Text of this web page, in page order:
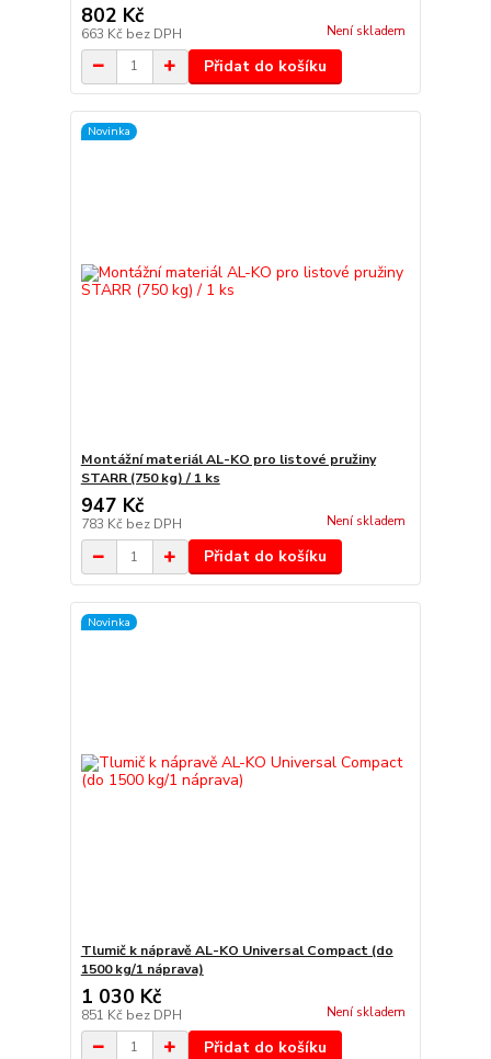
802 Kč
663 Kč bez DPH Není skladem
Přidat do košíku
Novinka
Montážní materiál AL-KO pro listové pružiny
STARR (750 kg) / 1 ks
947 Kč
783 Kč bez DPH Není skladem
Přidat do košíku
Novinka
Tlumič k nápravě AL-KO Universal Compact (do
1500 kg/1 náprava)
1 030 Kč
851 Kč bez DPH Není skladem
Přidat do košíku